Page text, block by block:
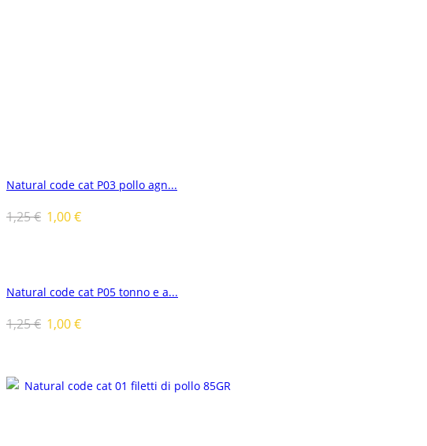
Natural code cat P03 pollo agn...
1,25€ 1,00€
Natural code cat P05 tonno e a...
1,25€ 1,00€